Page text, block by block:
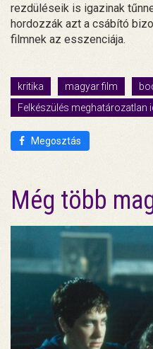
rezdüléseik is igazinak
hordozzák azt a csábító
filmnek az esszenciája.
kritika magyar film
Felkészülés meghatározatlan
Megosztás
Még több